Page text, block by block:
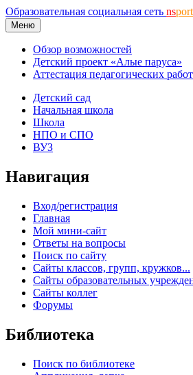
Образовательная социальная сеть ns
Меню
Обзор возможностей
Детский проект «Алые паруса»
Аттестация педагогических
Детский сад
Начальная школа
Школа
НПО и СПО
ВУЗ
Навигация
Вход/регистрация
Главная
Мой мини-сайт
Ответы на вопросы
Поиск по сайту
Сайты классов, групп, кружков...
Сайты образовательных
Сайты коллег
Форумы
Библиотека
Поиск по библиотеке